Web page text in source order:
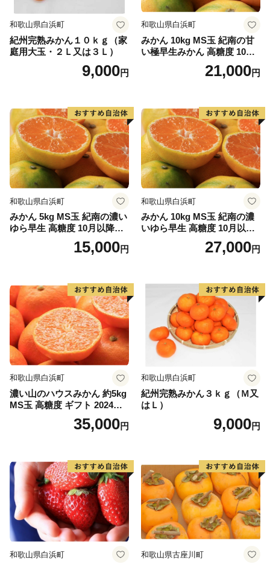
和歌山県白浜町
紀州完熟みかん１０ｋｇ（家
庭用大玉・２Ｌ又は３Ｌ）
9,000円
和歌山県白浜町
みかん 10kg MS玉 紀南の甘
い極早生みかん 高糖度 10月
以降発送 マルチ被覆栽培
21,000円
和歌山県白浜町
みかん 5kg MS玉 紀南の濃い
ゆら早生 高糖度 10月以降発
送 マルチ被覆栽培15,000円
和歌山県白浜町
みかん 10kg MS玉 紀南の濃
いゆら早生 高糖度 10月以降
発送 マルチ被覆栽培27,000円
和歌山県白浜町
濃い山のハウスみかん 約5kg
MS玉 高糖度 ギフト 2024年7
35,000円
和歌山県白浜町
紀州完熟みかん３ｋｇ（Ｍ又
はＬ）
9,000円
和歌山県白浜町 和歌山県古座川町